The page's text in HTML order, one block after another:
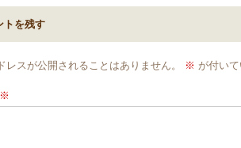
トを残す
レスが公開されることはありません。 ※ が付い
※